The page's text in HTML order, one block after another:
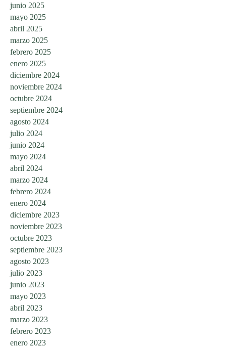
junio 2025
mayo 2025
abril 2025
marzo 2025
febrero 2025
enero 2025
diciembre 2024
noviembre 2024
octubre 2024
septiembre 2024
agosto 2024
julio 2024
junio 2024
mayo 2024
abril 2024
marzo 2024
febrero 2024
enero 2024
diciembre 2023
noviembre 2023
octubre 2023
septiembre 2023
agosto 2023
julio 2023
junio 2023
mayo 2023
abril 2023
marzo 2023
febrero 2023
enero 2023